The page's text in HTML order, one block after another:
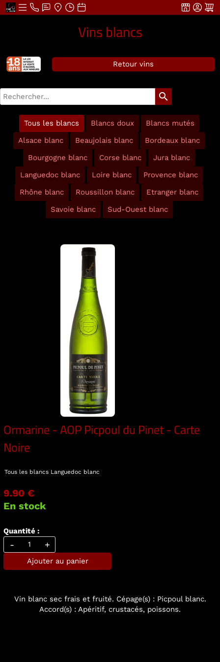
Vins blancs
Retour vins
search
Tous les blancs Blancs doux
Blancs mutés
Alsace blanc
Beaujolais blanc
Bordeaux blanc
Bourgogne blanc
Corse blanc
Jura blanc
Languedoc blanc
Loire blanc
Provence blanc
Rhône blanc
Roussillon blanc
Etranger blanc
Savoie blanc
Sud-Ouest blanc
Ormarine - AOP Picpoul du Pinet - Carte
Noire
Tous les blancs Languedoc blanc
9.90 €
En stock
Quantité :
- +
Ajouter au panier
Vin blanc sec frais et fruité. Cépage(s) : Picpoul blanc.
Accord(s) : Apéritif, crustacés, poissons.